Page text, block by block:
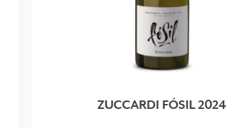
ZUCCARDI FÓSIL 2024